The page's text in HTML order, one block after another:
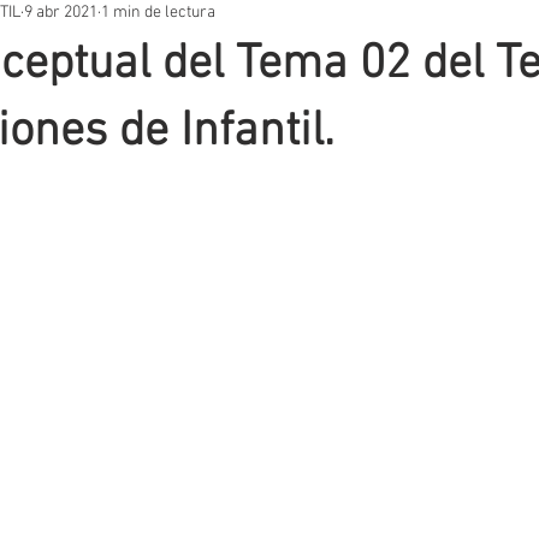
PRÁCTICOS TEMARIOS
EDUCATIVA SITUACIONES DE APRENDIZAJE
del Tema 02 del
de Infantil.
9 abr 2021 1 min de lectura